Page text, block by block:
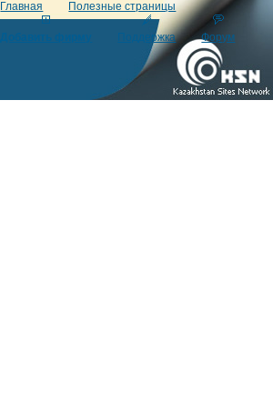
Главная Полезные страницы
Добавить фирму Поддержка Форум